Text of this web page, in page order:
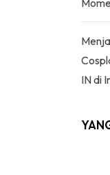
IN di